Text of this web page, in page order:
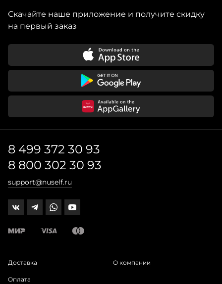
Скачайте наше приложение и получите скидку
на первый заказ
8 499 372 30 93
8 800 302 30 93
support@nuself.ru
Доставка
Оплата
О компании